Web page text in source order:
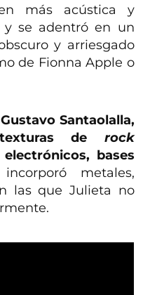
más acústica y
se adentró en un
y arriesgado
de Fionna Apple o
Santaolalla,
de rock
bases
metales,
las que Julieta no